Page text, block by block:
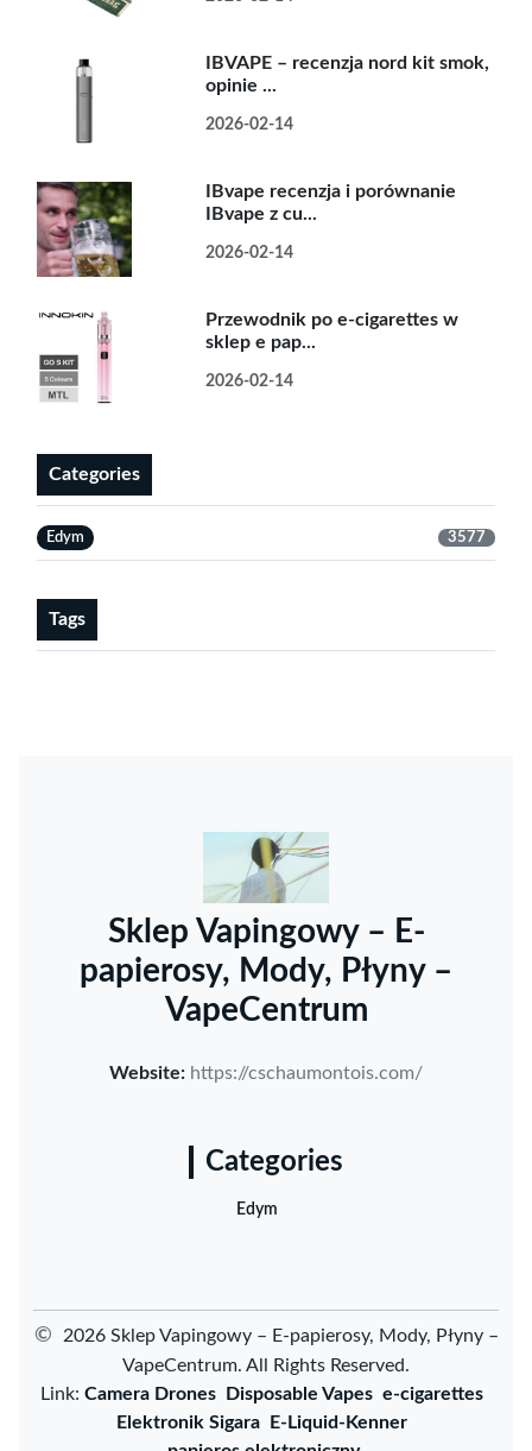
IBVAPE – recenzja nord kit smok,
opinie ...
2026-02-14
IBvape recenzja i porównanie
IBvape z cu...
2026-02-14
Przewodnik po e-cigarettes w
sklep e pap...
2026-02-14
Categories
Edym 3577
Tags
Sklep Vapingowy – E-
papierosy, Mody, Płyny –
VapeCentrum
Website: https://cschaumontois.com/
Categories
Edym
©
2026 Sklep Vapingowy – E-papierosy, Mody, Płyny –
VapeCentrum. All Rights Reserved.
Link: Camera Drones Disposable Vapes e-cigarettes
Elektronik Sigara
E-Liquid-Kenner